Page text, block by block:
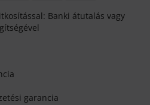
Banki átutalás vagy
garancia